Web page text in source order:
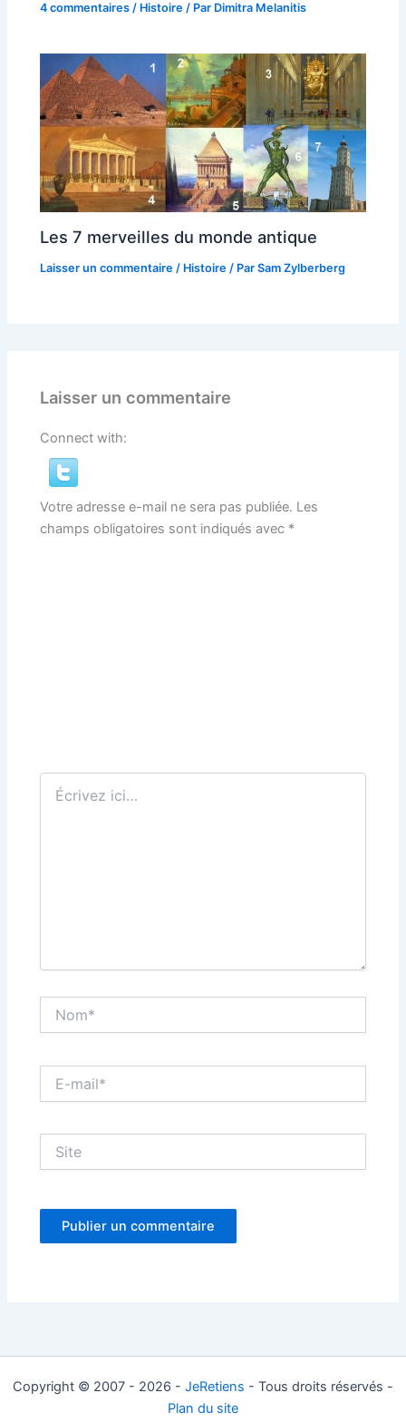
4 commentaires / Histoire / Par Dimitra Melanitis
Les 7 merveilles du monde antique
Laisser un commentaire / Histoire / ParSam Zylberberg
Laisser un commentaire
Connect with:
Votre adresse e-mail ne sera pas publiée. Les
champs obligatoires sont indiqués avec *
Écrivez
ici…
mail*
Copyright © 2007 - 2026 - JeRetiens - Tous droits réservés -
Plan du site